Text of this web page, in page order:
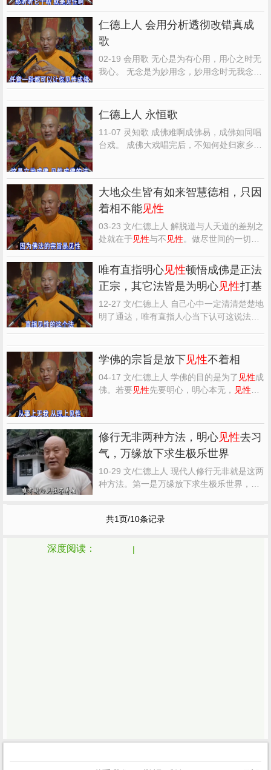
见即是性，性正在听见。已经认可灵知、不
再疑惑的见性认知的明白人，就在听闻的当
下，称性妙用。怎么妙用呢？虽然了了常
知，不着这个言语音声...
仁德上人 会用分析透彻改错真成
歌
02-19 会用歌 无心是为有心用，用心之时无
我心。 无念是为妙用念，妙用念时无我念。
用，不 见性
者是乱用。 乱用心念必有我，动
念有我叫乱用。见性之时空无我，无我动念
叫妙用。 妙...
仁德上人 永恒歌
11-07 灵知歌 成佛难啊成佛易，成佛如同唱
台戏。 成佛大戏唱完后，不知何处归家乡。
性必然圆佛道。见性好啊见性妙，只有见性
为最高。 最...
大地众生皆有如来智慧德相，只因
着相不能见性
03-23 文/仁德上人 解脱道与人天道的差别之
处就在于 见性与不 见性。做尽世间的一切好
的因果法，只能到人天道里边享受福报，但
永远也无法脱离生死轮回。只有在见性后的
一切善心善行，才能算得上是功德智慧的妙
用。见性之后，自...
唯有直指明心见性顿悟成佛是正法
正宗，其它法皆是为明心见性打基
12-27 文/仁德上人 自己心中一定清清楚楚地
明了通达，唯有直指人心当下认可这说法听
的。所有的方法修到最后皆可见性成佛，但
最后都要汇归圆觉性海，顿悟 见性 ，只有
性不着幻相才能圆成...
学佛的宗旨是放下见性不着相
04-17 文/仁德上人 学佛的目的是为了 见性成
佛。若要见性先要明心，明心本无， 见性
不可得的真空理性，又名之为理体空性。不
是用心见或眼见，...
修行无非两种方法，明心见性去习
气，万缘放下求生极乐世界
10-29 文/仁德上人 现代人修行无非就是这两
种方法。第一是万缘放下求生极乐世界，再
念佛成佛的方便法门。第二个究竟成佛的法
就可以成就无上的...
共1页/10条记录
深度阅读：